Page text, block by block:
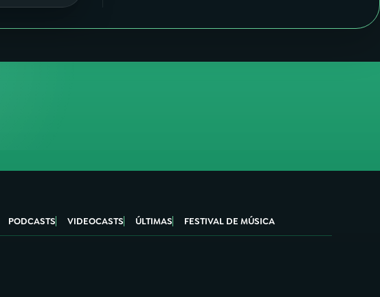
PODCASTS VIDEOCASTS ÚLTIMAS FESTIVAL DE MÚSICA